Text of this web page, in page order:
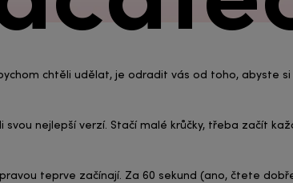
chtěli udělat, je odradit vás od toho, abyste
nejlepší verzí. Stačí malé krůčky, třeba začít
teprve začínají. Za 60 sekund (ano, čtete